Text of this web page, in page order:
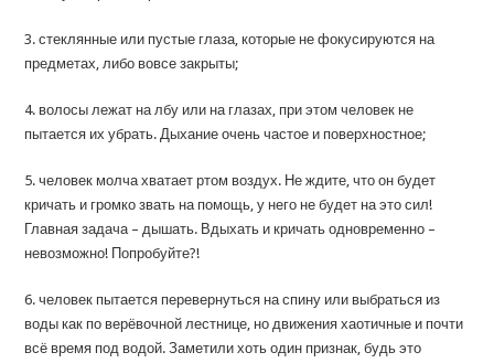
3. стеклянные или пустые глаза, которые не фокусируются на
предметах, либо вовсе закрыты;
4. волосы лежат на лбу или на глазах, при этом человек не
пытается их убрать. Дыхание очень частое и поверхностное;
5. человек молча хватает ртом воздух. Не ждите, что он будет
кричать и громко звать на помощь, у него не будет на это сил!
Главная задача – дышать. Вдыхать и кричать одновременно –
невозможно! Попробуйте?!
6. человек пытается перевернуться на спину или выбраться из
воды как по верёвочной лестнице, но движения хаотичные и почти
всё время под водой. Заметили хоть один признак, будь это